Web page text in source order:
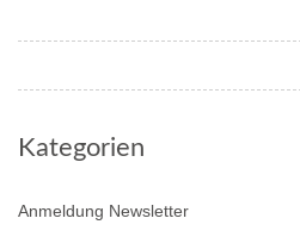
Kategorien
Anmeldung Newsletter